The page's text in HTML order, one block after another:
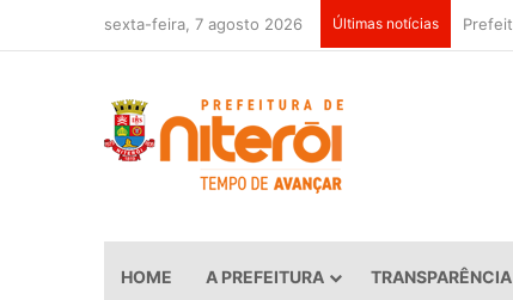
sexta-feira, 7 agosto 2026 Últimas notícias
HOME A PREFEITURA TRANSPARÊNCIA